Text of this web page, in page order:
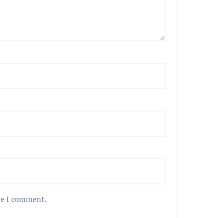
I comment.